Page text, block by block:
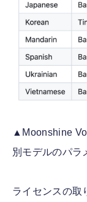
▲Moonshine
別モデルのパラ
ライセンスの取